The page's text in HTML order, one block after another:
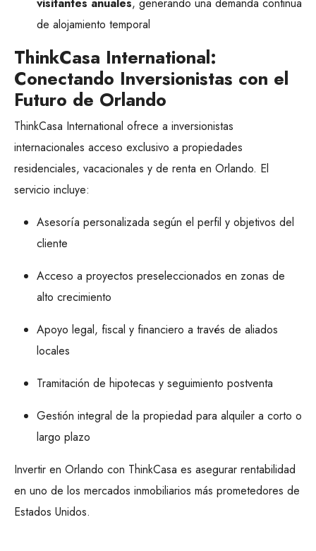
de alojamiento temporal
ThinkCasa International:
Conectando Inversionistas con el
Futuro de Orlando
ThinkCasa International ofrece a inversionistas
internacionales acceso exclusivo a propiedades
residenciales, vacacionales y de renta en Orlando. El
servicio incluye:
Asesoría personalizada según el perfil y objetivos del
cliente
Acceso a proyectos preseleccionados en zonas de
alto crecimiento
Apoyo legal, fiscal y financiero a través de aliados
locales
Tramitación de hipotecas y seguimiento postventa
Gestión integral de la propiedad para alquiler a corto o
largo plazo
Invertir en Orlando con ThinkCasa es asegurar rentabilidad
en uno de los mercados inmobiliarios más prometedores de
Estados Unidos.